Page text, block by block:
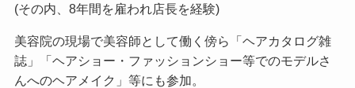
(その内、8年間を雇われ店長を経験)
美容院の現場で美容師として働く傍ら「ヘアカタログ雑
誌」「ヘアショー・ファッションショー等でのモデルさ
んへのヘアメイク」等にも参加。